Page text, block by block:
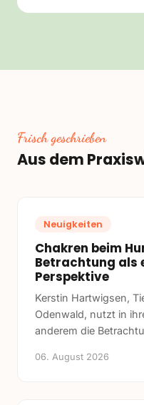
Frisch geschrieben
Aus dem
Neuigkeiten
Chakren beim
Betrachtung als
Perspektive
Kerstin Hartwigsen,
Odenwald, nutzt in
anderem die
06. August 2026